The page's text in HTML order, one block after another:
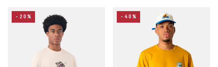
-20% -40%